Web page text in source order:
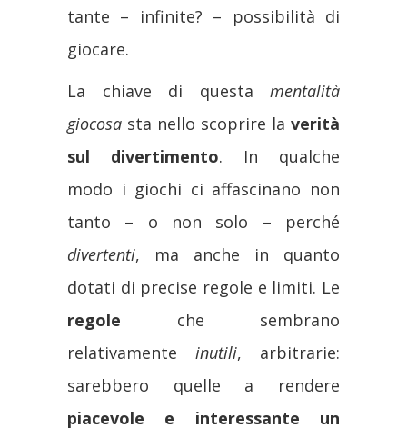
tante – infinite? – possibilità di
giocare.
La chiave di questa mentalità
giocosa sta nello scoprire la verità
sul divertimento. In qualche
modo i giochi ci affascinano non
tanto – o non solo – perché
divertenti, ma anche in quanto
dotati di precise regole e limiti. Le
regole che sembrano
relativamente inutili, arbitrarie:
sarebbero quelle a rendere
piacevole e interessante un